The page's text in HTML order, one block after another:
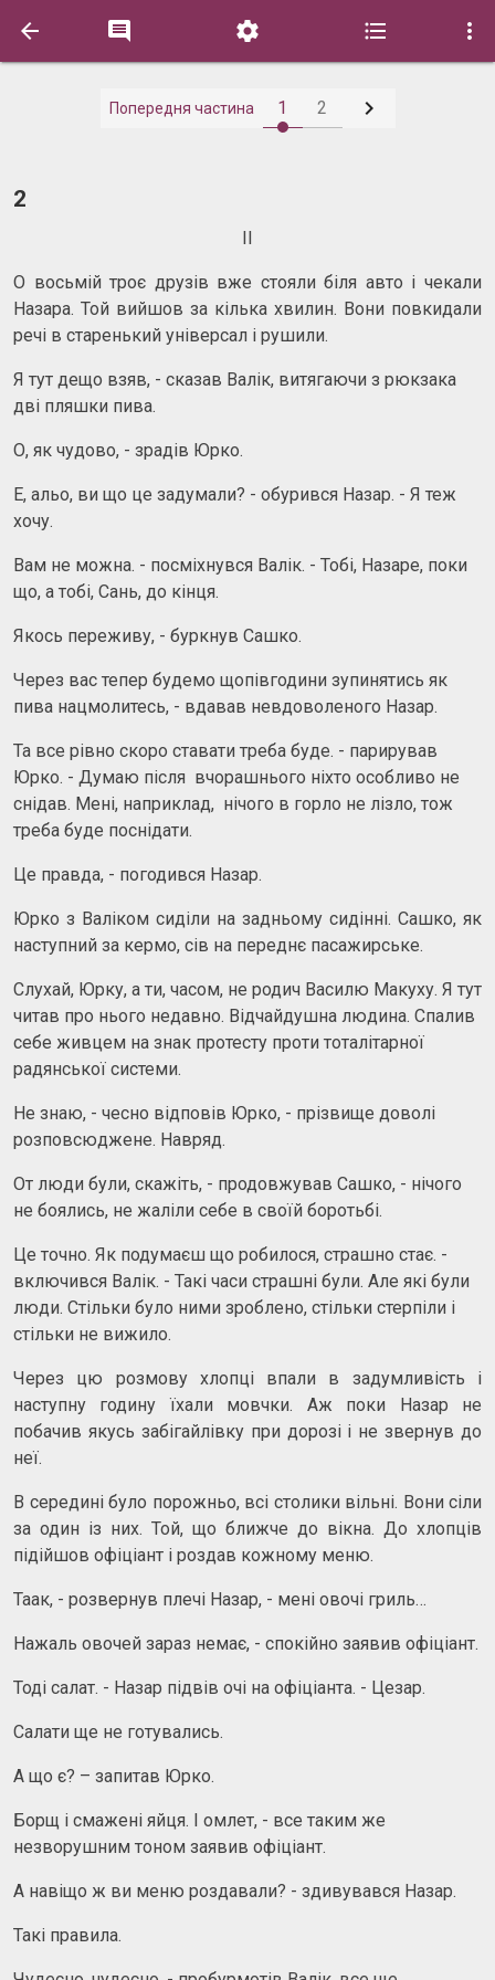
    
Попередня частина 1 2 
2
II
О восьмій троє друзів вже стояли біля авто і чекали
Назара. Той вийшов за кілька хвилин. Вони повкидали
речі в старенький універсал і рушили.
Я тут дещо взяв, - сказав Валік, витягаючи з рюкзака
дві пляшки пива.
О, як чудово, - зрадів Юрко.
Е, альо, ви що це задумали? - обурився Назар. - Я теж
хочу.
Вам не можна. - посміхнувся Валік. - Тобі, Назаре, поки
що, а тобі, Сань, до кінця.
Якось переживу, - буркнув Сашко.
Через вас тепер будемо щопівгодини зупинятись як
пива нацмолитесь, - вдавав невдоволеного Назар.
Та все рівно скоро ставати треба буде. - парирував
Юрко. - Думаю після вчорашнього ніхто особливо не
снідав. Мені, наприклад, нічого в горло не лізло, тож
треба буде поснідати.
Це правда, - погодився Назар.
Юрко з Валіком сиділи на задньому сидінні. Сашко, як
наступний за кермо, сів на переднє пасажирське.
Слухай, Юрку, а ти, часом, не родич Василю Макуху. Я тут
читав про нього недавно. Відчайдушна людина. Спалив
себе живцем на знак протесту проти тоталітарної
радянської системи.
Не знаю, - чесно відповів Юрко, - прізвище доволі
розповсюджене. Навряд.
От люди були, скажіть, - продовжував Сашко, - нічого
не боялись, не жаліли себе в своїй боротьбі.
Це точно. Як подумаєш що робилося, страшно стає. -
включився Валік. - Такі часи страшні були. Але які були
люди. Стільки було ними зроблено, стільки стерпіли і
стільки не вижило.
Через цю розмову хлопці впали в задумливість і
наступну годину їхали мовчки. Аж поки Назар не
побачив якусь забігайлівку при дорозі і не звернув до
неї.
В середині було порожньо, всі столики вільні. Вони сіли
за один із них. Той, що ближче до вікна. До хлопців
підійшов офіціант і роздав кожному меню.
Таак, - розвернув плечі Назар, - мені овочі гриль…
Нажаль овочей зараз немає, - спокійно заявив офіціант.
Тоді салат. - Назар підвів очі на офіціанта. - Цезар.
Салати ще не готувались.
А що є? – запитав Юрко.
Борщ і смажені яйця. І омлет, - все таким же
незворушним тоном заявив офіціант.
А навіщо ж ви меню роздавали? - здивувався Назар.
Такі правила.